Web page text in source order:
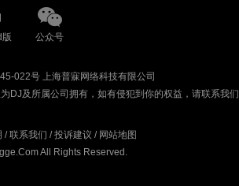
公众号
022号 上海普寐网络科技有限公司
DJ及所属公司拥有，如有侵犯到你的权益，请联系我们
/联系我们 /投诉建议 / 网站地图
All Rights Reserved.